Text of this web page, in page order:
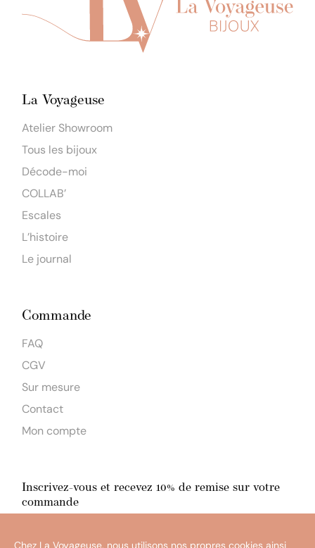
Chez La Voyageuse, nous utilisons nos propres cookies ainsi
La Voyageuse
Atelier Showroom
Tous les bijoux
Décode-moi
COLLAB’
Escales
L’histoire
Le journal
Commande
FAQ
CGV
Sur mesure
Contact
Mon compte
Inscrivez-vous et recevez 10% de remise sur votre
commande